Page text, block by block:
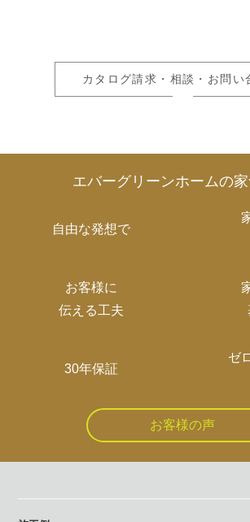
カタログ請求・相談・お問い
エバーグリーンホームの家
自由な発想で
お客様に
伝える工夫
30年保証
ゼ
お客様の声